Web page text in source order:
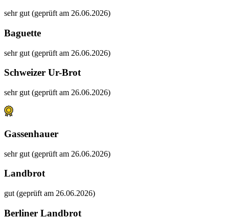
sehr gut (geprüft am 26.06.2026)
Baguette
sehr gut (geprüft am 26.06.2026)
Schweizer Ur-Brot
sehr gut (geprüft am 26.06.2026)
Gassenhauer
sehr gut (geprüft am 26.06.2026)
Landbrot
gut (geprüft am 26.06.2026)
Berliner Landbrot